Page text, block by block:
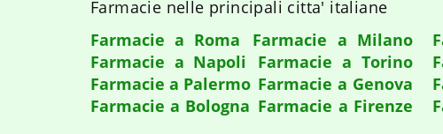
Farmacie nelle principali citta' italiane
Farmacie a Roma
Farmacie a Milano
Farmacie a Napoli
Farmacie a Torino
Farmacie a Palermo Farmacie a Genova
Farmacie a Bologna Farmacie a Firenze